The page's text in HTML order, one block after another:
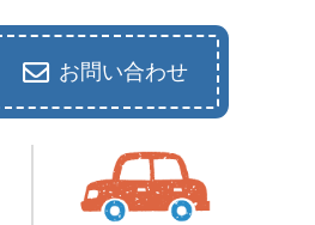
お問い合わせ